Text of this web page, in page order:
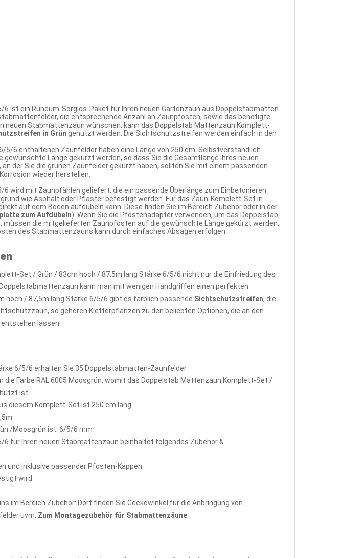
ist ein Rundum-Sorglos-Paket für Ihren neuen Gartenzaun aus Doppelstabmatten
die entsprechende Anzahl an Zaunpfosten, sowie das benötigte
neuen Stabmattenzaun wünschen, kann das Doppelstab Mattenzaun Komplett-
in Grün genutzt werden. Die Sichtschutzstreifen werden einfach in den
6 enthaltenen Zaunfelder haben eine Länge von 250 cm. Selbstverständlich
Länge gekürzt werden, so dass Sie die Gesamtlänge Ihres neuen
der Sie die grünen Zaunfelder gekürzt haben, sollten Sie mit einem passenden
wieder herstellen.
wird mit Zaunpfählen geliefert, die ein passende Überlänge zum Einbetonieren
wie Asphalt oder Pflaster befestigt werden. Für das Zaun-Komplett-Set in
auf dem Boden aufdübeln kann. Diese finden Sie im Bereich Zubehör oder in der
zum Aufdübeln). Wenn Sie die Pfostenadapter verwenden, um das Doppelstab
die mitgelieferten Zaunpfosten auf die gewünschte Länge gekürzt werden,
des Stabmattenzauns kann durch einfaches Absägen erfolgen.
Set / Grün / 83cm hoch / 87,5m lang Stärke 6/5/6 nicht nur die Einfriedung des
kann man mit wenigen Handgriffen einen perfekten
/ 87,5m lang Stärke 6/5/6 gibt es farblich passende Sichtschutzstreifen, die
so gehören Kletterpflanzen zu den beliebten Optionen, die an den
lassen.
6/5/6 erhalten Sie 35 Doppelstabmatten-Zaunfelder.
Farbe RAL 6005 Moosgrün, womit das Doppelstab Mattenzaun Komplett-Set /
ist.
diesem Komplett-Set ist 250 cm lang.
/Moosgrün ist: 6/5/6 mm
für Ihren neuen Stabmattenzaun beinhaltet folgendes Zubehör &
und inklusive passender Pfosten-Kappen
wird
Bereich Zubehör: Dort finden Sie Geckowinkel für die Anbringung von
uvm. Zum Montagezubehör für Stabmattenzäune